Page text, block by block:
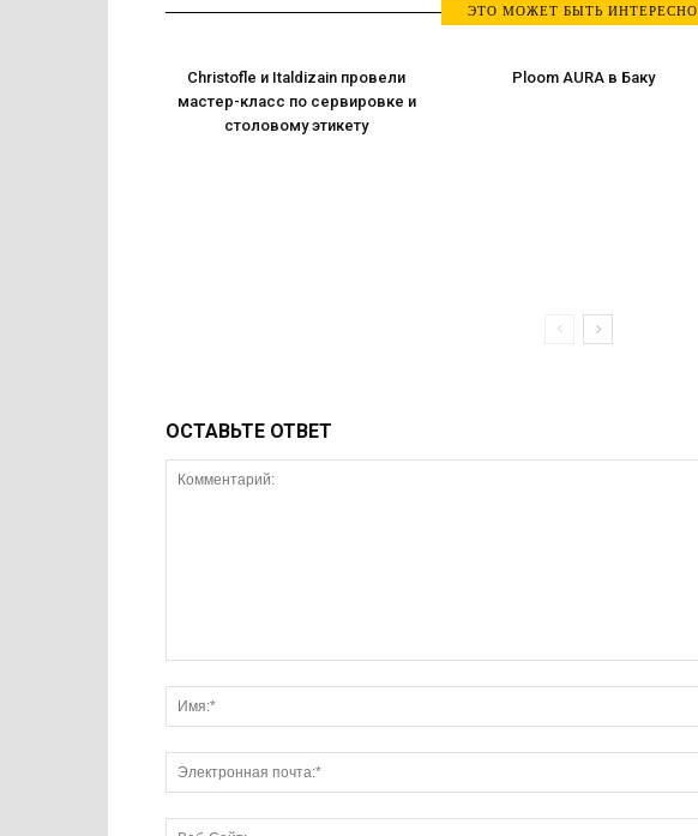
ЭТО МОЖЕТ БЫТЬ ИНТЕРЕСНО
Christofle и Italdizain провели
мастер-класс по сервировке и
столовому этикету
Ploom AURA в Баку
ОСТАВЬТЕ ОТВЕТ